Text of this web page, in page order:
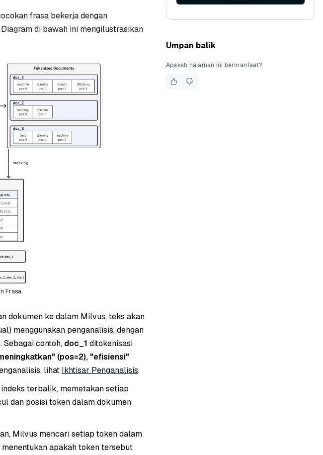
frasa bekerja dengan
di bawah ini mengilustrasikan
Frasa
dokumen ke dalam Milvus, teks akan
menggunakan penganalisis, dengan
contoh, doc_1 ditokenisasi
(pos=2), "efisiensi"
lihat Ikhtisar Penganalisis.
terbalik, memetakan setiap
dan posisi token dalam dokumen
Milvus mencari setiap token dalam
apakah token tersebut
Umpan balik
Apakah halaman ini bermanfaat?